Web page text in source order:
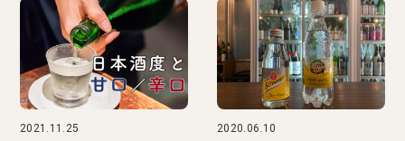
2021.11.25 2020.06.10